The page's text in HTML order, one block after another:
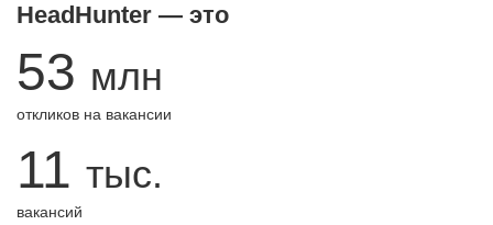
HeadHunter — это
53 млн
откликов на вакансии
11 тыс.
вакансий